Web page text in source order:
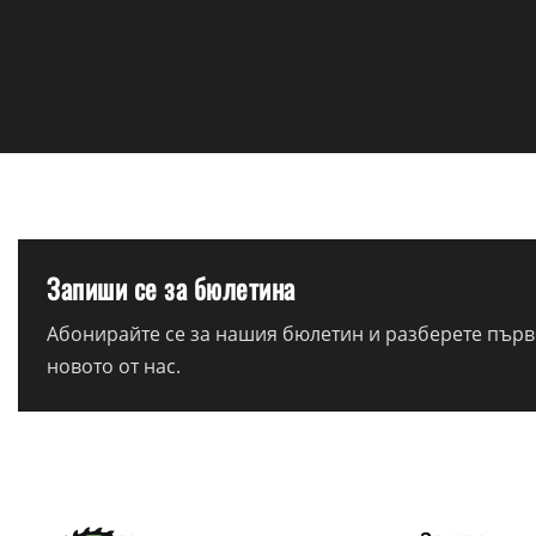
Запиши се за бюлетина
Абонирайте се за нашия бюлетин и разберете
новото от нас.